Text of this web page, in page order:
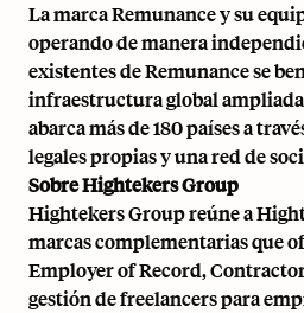
La marca Remunance y su
operando de manera
existentes de Remunance se
infraestructura global
abarca más de 180 países a
legales propias y una red de
Sobre Hightekers Group
Hightekers Group reúne a
marcas complementarias que
Employer of Record,
gestión de freelancers para